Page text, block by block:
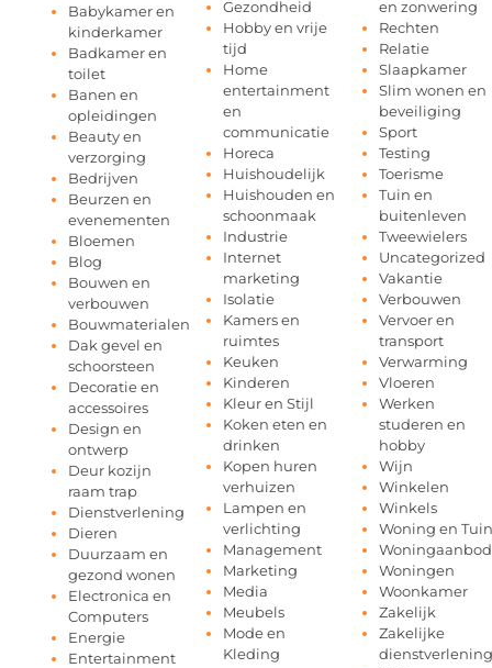
Babykamer en
kinderkamer
Badkamer en
toilet
Banen en
opleidingen
Beauty en
verzorging
Bedrijven
Beurzen en
evenementen
Bloemen
Blog
Bouwen en
verbouwen
Bouwmaterialen
Dak gevel en
schoorsteen
Decoratie en
accessoires
Design en
ontwerp
Deur kozijn
raam trap
Dienstverlening
Dieren
Duurzaam en
gezond wonen
Electronica en
Computers
Energie
Entertainment
Gezondheid
Hobby en vrije
tijd
Home
entertainment
en
communicatie
Horeca
Huishoudelijk
Huishouden en
schoonmaak
Industrie
Internet
marketing
Isolatie
Kamers en
ruimtes
Keuken
Kinderen
Kleur en Stijl
Koken eten en
drinken
Kopen huren
verhuizen
Lampen en
verlichting
Management
Marketing
Media
Meubels
Mode en
Kleding
en zonwering
Rechten
Relatie
Slaapkamer
Slim wonen en
beveiliging
Sport
Testing
Toerisme
Tuin en
buitenleven
Tweewielers
Uncategorized
Vakantie
Verbouwen
Vervoer en
transport
Verwarming
Vloeren
Werken
studeren en
hobby
Wijn
Winkelen
Winkels
Woning en Tuin
Woningaanbod
Woningen
Woonkamer
Zakelijk
Zakelijke
dienstverlening